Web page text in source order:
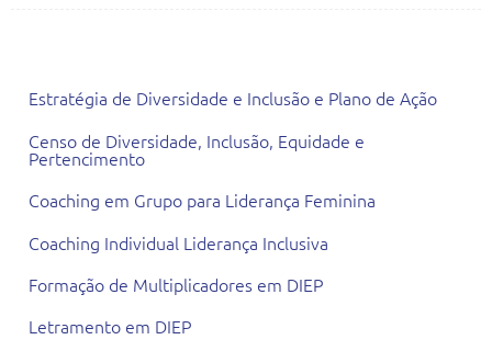
Estratégia de Diversidade e Inclusão e Plano de Ação
Censo de Diversidade, Inclusão, Equidade e
Pertencimento
Coaching em Grupo para Liderança Feminina
Coaching Individual Liderança Inclusiva
Formação de Multiplicadores em DIEP
Letramento em DIEP